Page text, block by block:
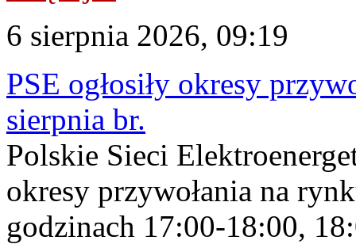
6 sierpnia 2026, 09:19
PSE ogłosiły okresy
sierpnia br.
Polskie Sieci
okresy przywołania na
godzinach 17:00-18:00,